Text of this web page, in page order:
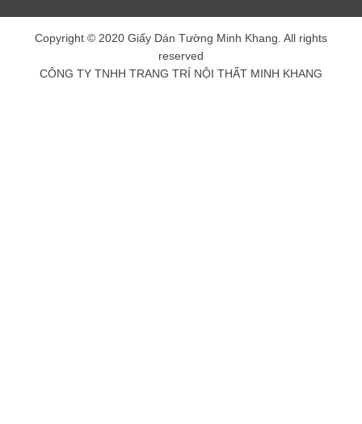
Copyright © 2020 Giấy Dán Tường Minh Khang. All rights
reserved
CÔNG TY TNHH TRANG TRÍ NỘI THẤT MINH KHANG